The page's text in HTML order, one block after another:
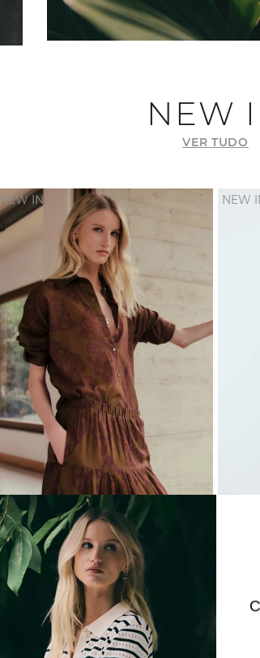
NEW
VER TUDO
NEW IN
CAMISA VOIL ESTAMPA BUTTERFLY VOIL - FENDI
R$ 489 ,90
x deR$ 81, 65 sem juros
NEW